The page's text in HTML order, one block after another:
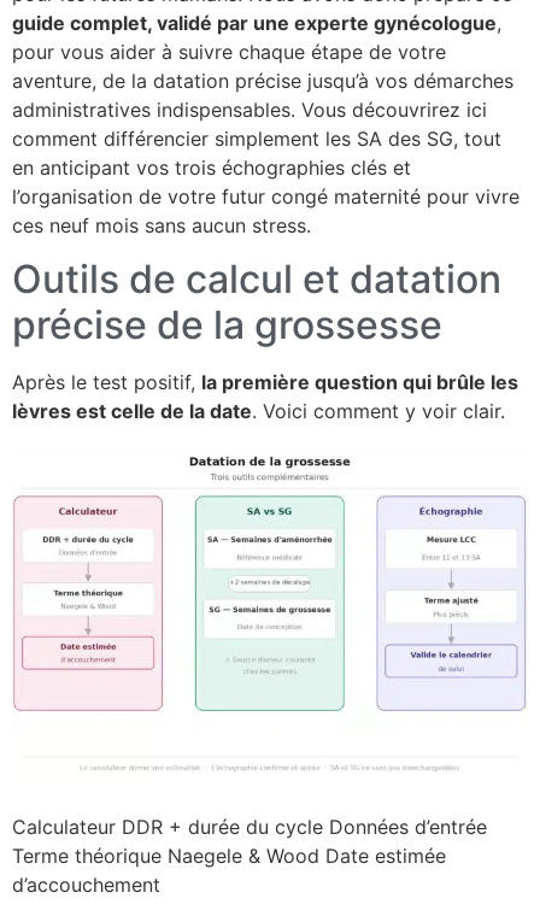
guide complet, validé par une experte gynécologue,
pour vous aider à suivre chaque étape de votre
aventure, de la datation précise jusqu’à vos démarches
administratives indispensables. Vous découvrirez ici
comment différencier simplement les SA des SG, tout
en anticipant vos trois échographies clés et
l’organisation de votre futur congé maternité pour vivre
ces neuf mois sans aucun stress.
Outils de calcul et datation
précise de la grossesse
Après le test positif, la première question qui brûle les
lèvres est celle de la date. Voici comment y voir clair.
Calculateur DDR + durée du cycle Données d’entrée
Terme théorique Naegele & Wood Date estimée
d’accouchement